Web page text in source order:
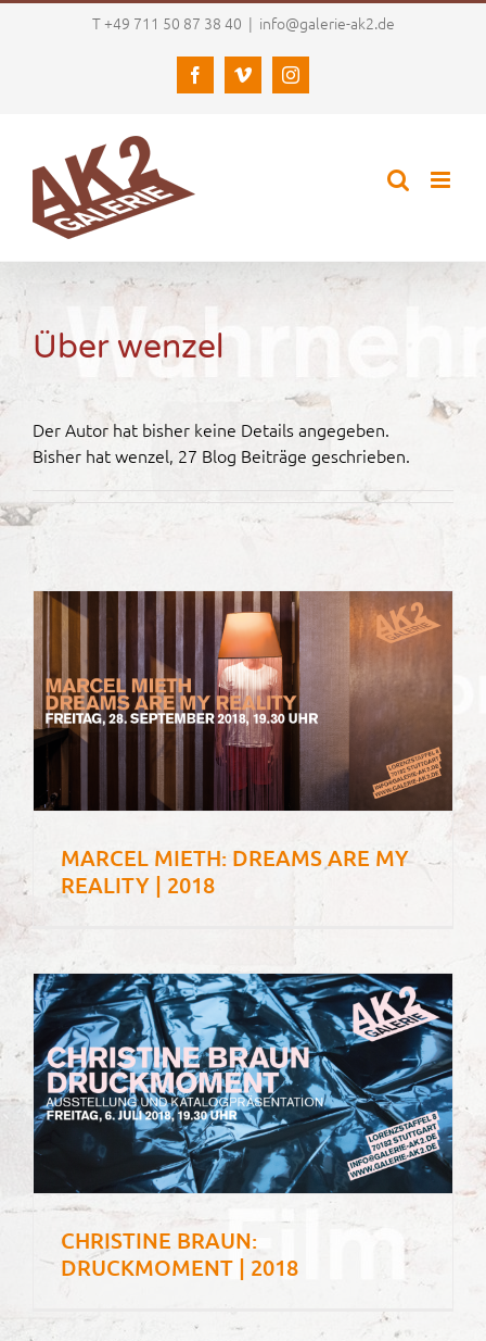
T +49 711 50 87 38 40 | info@galerie-ak2.de
FacebookVimeoInstagram
Überwenzel
Der Autor hat bisher keine Details angegeben.
Bisher hat wenzel, 27 Blog Beiträge geschrieben.
MARCEL MIETH: DREAMS ARE MY
REALITY | 2018
CHRISTINE BRAUN:
DRUCKMOMENT | 2018